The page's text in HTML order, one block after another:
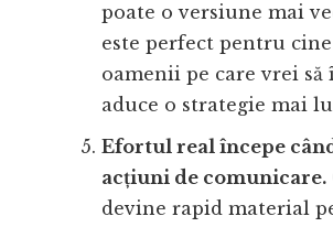
poate o versiune mai
este perfect pentru
oamenii pe care vrei
aduce o strategie mai
Efortul real începe
acțiuni de comunicare.
devine rapid material